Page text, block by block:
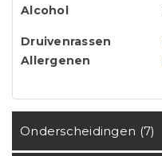
Alcohol
Druivenrassen
Allergenen
Onderscheidingen (7)